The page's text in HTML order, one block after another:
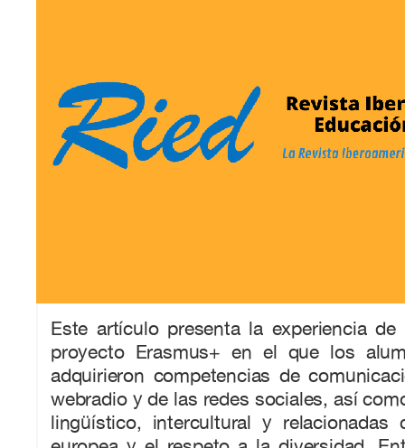
Este artículo presenta la experiencia
proyecto Erasmus+ en el que los
adquirieron competencias de
webradio y de las redes sociales, así
lingüístico, intercultural y relacionadas